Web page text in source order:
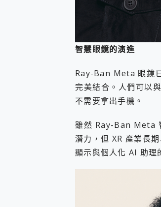
智慧眼鏡的演進
Ray-Ban Meta 眼鏡
完美結合。人們可以
不需要拿出手機。
雖然 Ray-Ban Meta
潛力，但 XR 產業長
顯示與個人化 AI 助理